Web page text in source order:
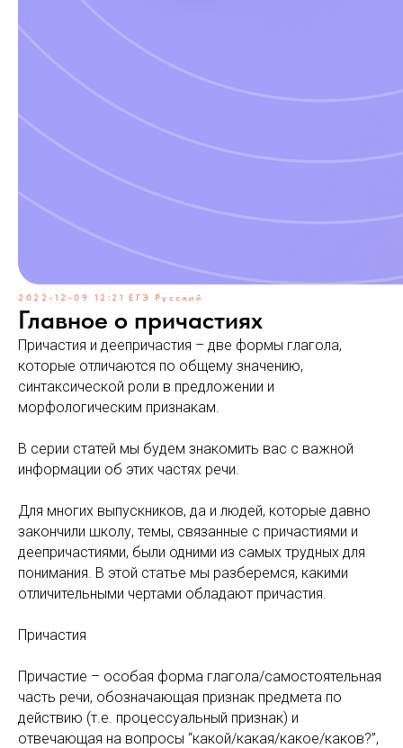
2022-12-09 12:21 ЕГЭ Русский
Главное о причастиях
Причастия и деепричастия – две формы глагола,
которые отличаются по общему значению,
синтаксической роли в предложении и
морфологическим признакам.
В серии статей мы будем знакомить вас с важной
информации об этих частях речи.
Для многих выпускников, да и людей, которые давно
закончили школу, темы, связанные с причастиями и
деепричастиями, были одними из самых трудных для
понимания. В этой статье мы разберемся, какими
отличительными чертами обладают причастия.
Причастия
Причастие – особая форма глагола/самостоятельная
часть речи, обозначающая признак предмета по
действию (т.е. процессуальный признак) и
отвечающая на вопросы “какой/какая/какое/каков?”,